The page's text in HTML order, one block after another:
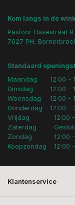
Kom langs in de
Pastoor Ossestraat 9
7627 PH,
Standaard
Maandag
Dinsdag
Woensdag
Donderdag
12:00 -
12:00 -
12:00 -
12:00 -
Vrijdag
Zaterdag
Zondag
Koopzondag
12:00
12:00
12:00
Klantenservice